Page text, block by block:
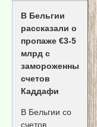
В Бельгии
рассказали о
пропаже €3-5
млрд с
замороженных
счетов
Каддафи
В Бельгии со
счетов,